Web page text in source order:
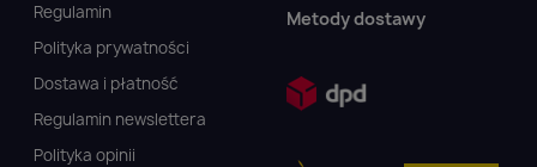
Regulamin
Polityka prywatności
Dostawa i płatność
Regulamin newslettera
Polityka opinii
Metody dostawy